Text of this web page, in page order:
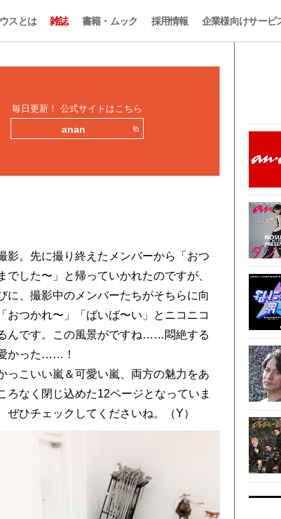
スとは 雑誌 書籍・ムック 採用情報 企業様向けサービ
毎日更新！ 公式サイトはこちら
anan
影。先に撮り終えたメンバーから「おつ
でした〜」と帰っていかれたのですが、
に、撮影中のメンバーたちがそちらに向
おつかれ〜」「ばいば〜い」とニコニコ
んです。この風景がですね……悶絶する
かった……！
っこいい嵐＆可愛い嵐、両方の魅力をあ
ろなく閉じ込めた12ページとなっていま
ぜひチェックしてくださいね。（Y）